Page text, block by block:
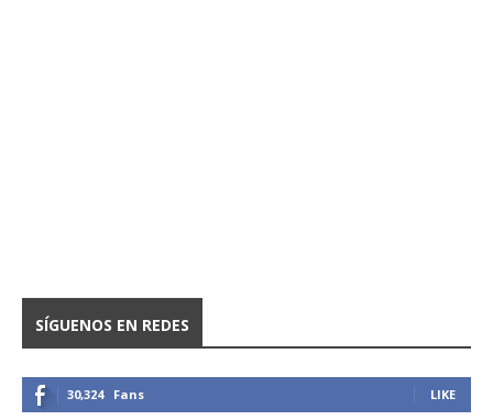
SÍGUENOS EN REDES
30,324 Fans LIKE